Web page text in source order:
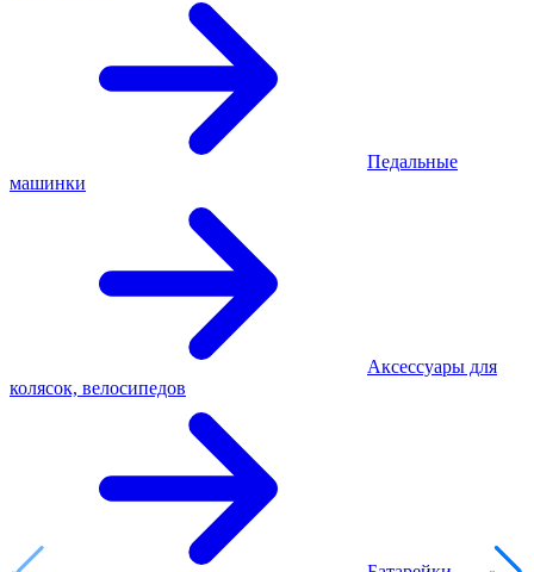
Педальные
машинки
Аксессуары для
колясок, велосипедов